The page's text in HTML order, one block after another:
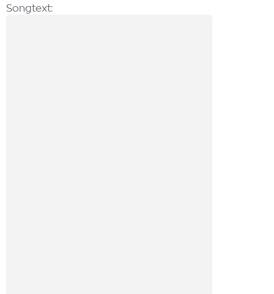
Songtext: